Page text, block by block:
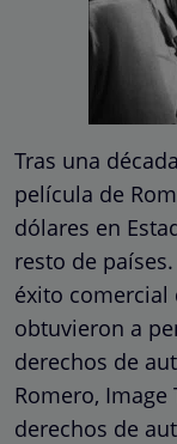
Tras una
película de
dólares en
resto de
éxito comercial
obtuvieron a
derechos de
Romero,
derechos de